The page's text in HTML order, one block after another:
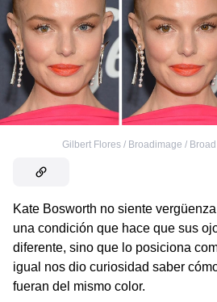
Gilbert Flores / Broadimage /
Kate Bosworth no siente
una condición que hace que sus
diferente, sino que lo posiciona
igual nos dio curiosidad saber
fueran del mismo color.